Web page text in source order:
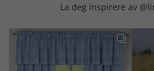
La deg inspirere av